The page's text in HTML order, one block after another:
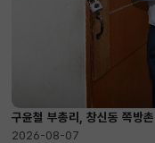
구윤철 부총리, 창신동 쪽방
2026-08-07